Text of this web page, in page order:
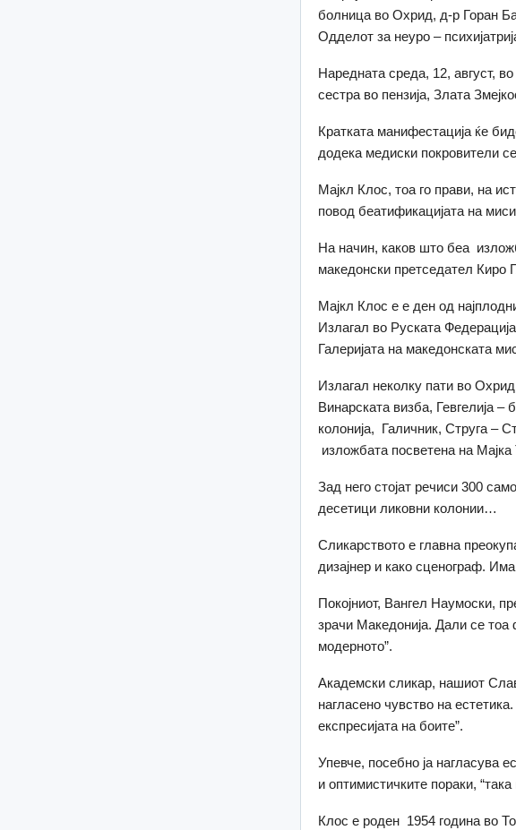
болница во Охрид, д-р Горан
Одделот за неуро –
Наредната среда, 12, август,
сестра во пензија, Злата
Кратката манифестација ќе
додека медиски покровители
Мајкл Клос, тоа го прави, на
повод беатификацијата на
На начин, каков што беа
македонски претседател Киро
Мајкл Клос е е ден од
Излагал во Руската
Галеријата на македонската
Излагал неколку пати во
Винарската визба, Гевгелија –
колонија, Галичник, Струга –
изложбата посветена на Мајка
Зад него стојат речиси 300
десетици ликовни колонии…
Сликарството е главна
дизајнер и како сценограф.
Покојниот, Вангел Наумоски,
зрачи Македонија. Дали се тоа
модерното”.
Академски сликар, нашиот
нагласено чувство на
експресијата на боите”.
Упевче, посебно ја нагласува
и оптимистичките пораки,
Клос е роден 1954 година во